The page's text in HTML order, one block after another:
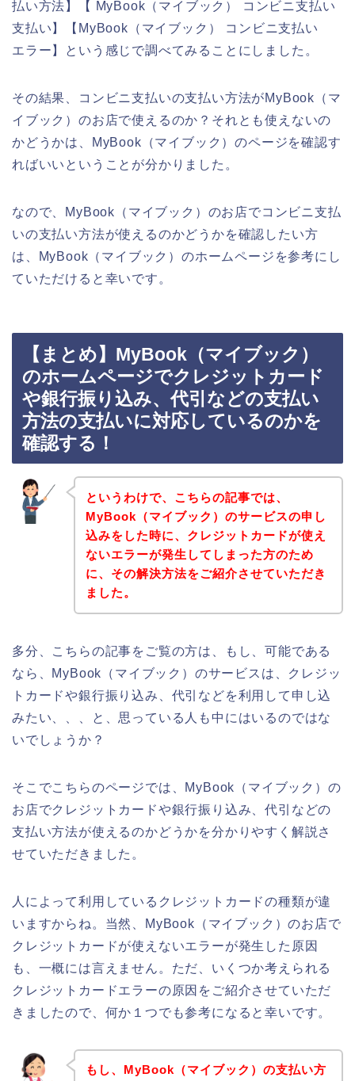
払い方法】【 MyBook（マイブック） コンビニ支払い
支払い】【MyBook（マイブック） コンビニ支払い
エラー】という感じで調べてみることにしました。
その結果、コンビニ支払いの支払い方法がMyBook（マ
イブック）のお店で使えるのか？それとも使えないの
かどうかは、MyBook（マイブック）のページを確認す
ればいいということが分かりました。
なので、MyBook（マイブック）のお店でコンビニ支払
いの支払い方法が使えるのかどうかを確認したい方
は、MyBook（マイブック）のホームページを参考にし
ていただけると幸いです。
【まとめ】MyBook（マイブック）
のホームページでクレジットカード
や銀行振り込み、代引などの支払い
方法の支払いに対応しているのかを
確認する！
というわけで、こちらの記事では、
MyBook（マイブック）のサービスの申し
込みをした時に、クレジットカードが使え
ないエラーが発生してしまった方のため
に、その解決方法をご紹介させていただき
ました。
多分、こちらの記事をご覧の方は、もし、可能である
なら、MyBook（マイブック）のサービスは、クレジッ
トカードや銀行振り込み、代引などを利用して申し込
みたい、、、と、思っている人も中にはいるのではな
いでしょうか？
そこでこちらのページでは、MyBook（マイブック）の
お店でクレジットカードや銀行振り込み、代引などの
支払い方法が使えるのかどうかを分かりやすく解説さ
せていただきました。
人によって利用しているクレジットカードの種類が違
いますからね。当然、MyBook（マイブック）のお店で
クレジットカードが使えないエラーが発生した原因
も、一概には言えません。ただ、いくつか考えられる
クレジットカードエラーの原因をご紹介させていただ
きましたので、何か１つでも参考になると幸いです。
もし、MyBook（マイブック）の支払い方